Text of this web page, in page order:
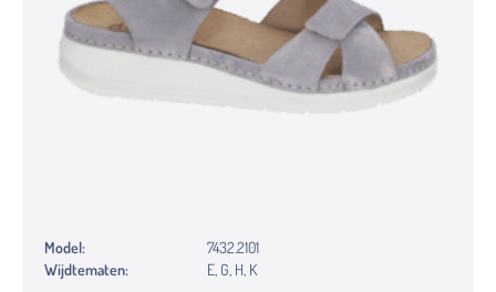
Model:
7432.2101
Wijdtematen:
E, G, H, K